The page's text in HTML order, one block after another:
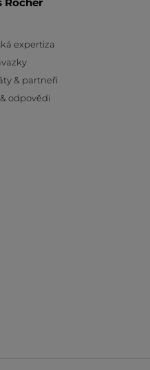
expertiza
& partneři
odpovědi